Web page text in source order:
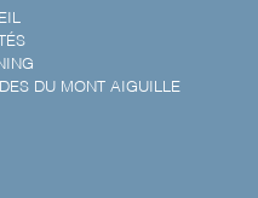
DU MONT AIGUILLE